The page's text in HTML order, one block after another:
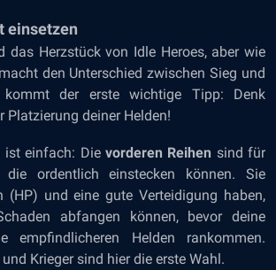
einsetzen
das Herzstück von Idle Heroes, aber wie
den Unterschied zwischen Sieg und
kommt der erste wichtige Tipp: Denk
Platzierung deiner Helden!
ist einfach: Die vorderen Reihen sind für
die ordentlich einstecken können. Sie
(HP) und eine gute Verteidigung haben,
abfangen können, bevor deine
empfindlicheren Helden rankommen.
Krieger sind hier die erste Wahl.